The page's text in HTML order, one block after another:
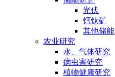
光伏
钙钛矿
其他储能
农业研究
水、气体研究
病虫害研究
植物健康研究